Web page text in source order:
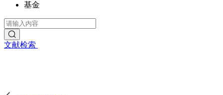
基金
文献检索